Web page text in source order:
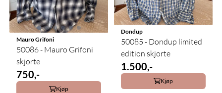
Mauro Grifoni
50086 - Mauro Grifoni
skjorte
750,-
Kjøp
Dondup
50085 - Dondup limited
edition skjorte
1.500,-
Kjøp